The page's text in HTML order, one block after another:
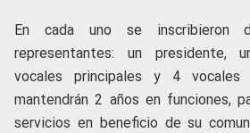
En cada uno se inscribieron
representantes: un presidente,
vocales principales y 4 vocales
mantendrán 2 años en funciones,
servicios en beneficio de su